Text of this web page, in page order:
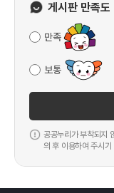
게시판 만족도
만족
보통
공공누리가 부착되지
의 후 이용하여 주시기